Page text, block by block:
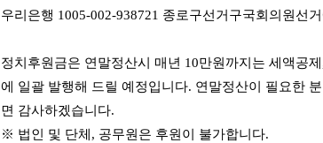
우리은행 1005-002-938721 종로구선거구국회의원선
정치후원금은 연말정산시 매년 10만원까지는 세액공
에 일괄 발행해 드릴 예정입니다. 연말정산이 필요한
면 감사하겠습니다.
※ 법인 및 단체, 공무원은 후원이 불가합니다.